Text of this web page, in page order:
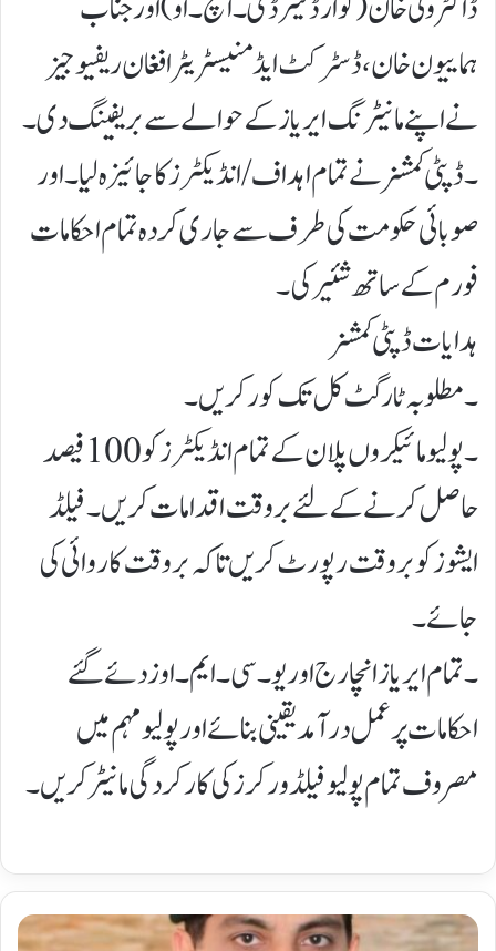
ہماییون خان ، ڈسٹرکٹ ایڈمنیسٹریٹر افغان ریفیوجیز
نے اپنے مانیٹرنگ ایریاز کے حوالے سے بریفینگ دی۔
۔ ڈپٹی کمشنر نے تمام اہداف/ انڈیکٹرز کا جائیزہ لیا۔ اور
صوبائی حکومت کی طرف سے جاری کردہ تمام احکامات
فورم کے ساتھ شئیر کی۔
ہدایات ڈپٹی کمشنر
۔ مطلوبہ ٹارگٹ کل تک کور کریں۔
۔ پولیو مائیکروں پلان کے تمام انڈیکٹرز کو 100 فیصد
حاصل کرنے کے لئے بروقت اقدامات کریں۔ فیلڈ
ایشوز کو بروقت رپورٹ کریں تاکہ بروقت کاروائی کی
جائے۔
۔ تمام ایریاز انچارج اور یو۔ سی۔ ایم۔ اوز دئے گئے
احکامات پر عمل درآمد یقینی بنائے اور پولیو مہم میں
مصروف تمام پولیو فیلڈ ورکرز کی کارکردگی مانیٹر کریں۔